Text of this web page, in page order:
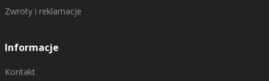
Zwroty i reklamacje
Informacje
Kontakt